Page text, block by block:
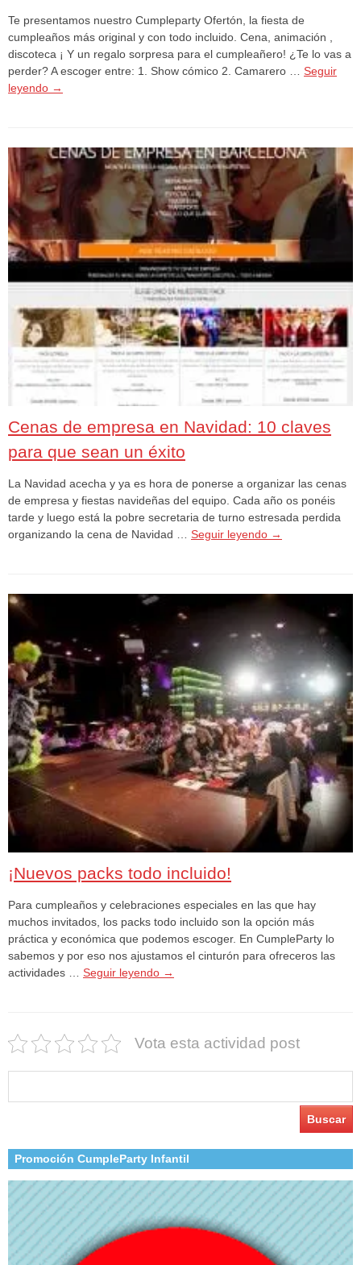
Te presentamos nuestro Cumpleparty Ofertón, la fiesta de
cumpleaños más original y con todo incluido. Cena, animación ,
discoteca ¡ Y un regalo sorpresa para el cumpleañero! ¿Te lo vas a
perder? A escoger entre: 1. Show cómico 2. Camarero … Seguir
leyendo →
Cenas de empresa en Navidad: 10 claves
para que sean un éxito
La Navidad acecha y ya es hora de ponerse a organizar las cenas
de empresa y fiestas navideñas del equipo. Cada año os ponéis
tarde y luego está la pobre secretaria de turno estresada perdida
organizando la cena de Navidad … Seguir leyendo →
¡Nuevos packs todo incluido!
Para cumpleaños y celebraciones especiales en las que hay
muchos invitados, los packs todo incluido son la opción más
práctica y económica que podemos escoger. En CumpleParty lo
sabemos y por eso nos ajustamos el cinturón para ofreceros las
actividades … Seguir leyendo →
Vota esta actividad post
Promoción CumpleParty Infantil